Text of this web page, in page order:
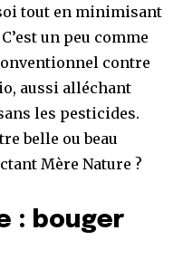
tout en minimisant
un peu comme
contre
aussi alléchant
les pesticides.
belle ou beau
Mère Nature ?
: bouger